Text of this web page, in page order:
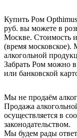
Купить Ром
руб. вы можете в
Москве. Стоимость
(время московское).
алкогольной
Забрать Ром можно
или банковской
Мы не продаём
Продажа
осуществляется в
законодательством.
Мы будем рады